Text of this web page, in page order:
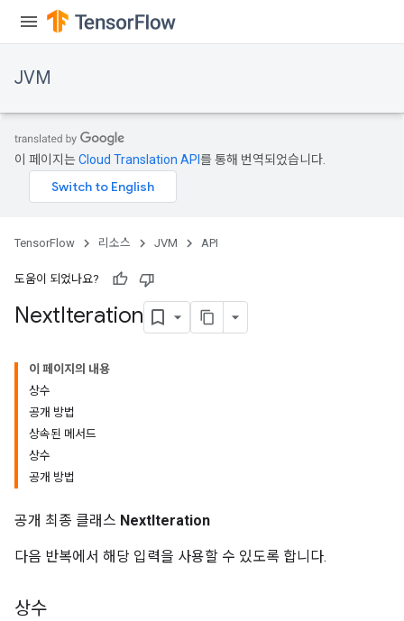
JVM
이 페이지는Cloud Translation API 를 통해 번역되었습니다.
TensorFlow 리소스 JVM API
도움이 되었나요?
NextIteration
이 페이지의 내용
상수
공개 방법
상속된 메서드
상수
공개 방법
공개 최종 클래스 NextIteration
다음 반복에서 해당 입력을 사용할 수 있도록 합니다.
상수